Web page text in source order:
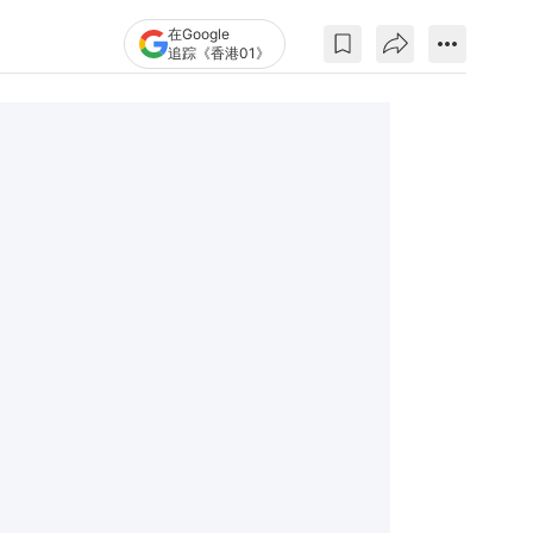
在Google
追踪《香港01》